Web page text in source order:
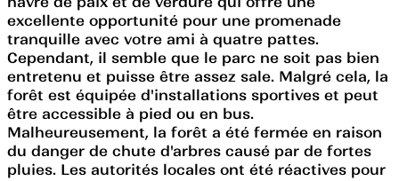
excellente opportunité pour une promenade
tranquille avec votre ami à quatre pattes.
Cependant, il semble que le parc ne soit pas bien
entretenu et puisse être assez sale. Malgré cela, la
forêt est équipée d'installations sportives et peut
être accessible à pied ou en bus.
Malheureusement, la forêt a été fermée en raison
du danger de chute d'arbres causé par de fortes
pluies. Les autorités locales ont été réactives pour